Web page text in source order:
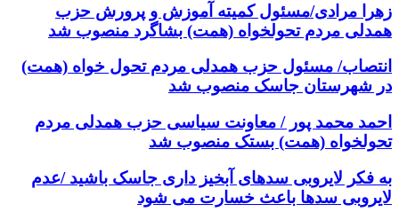
زهرا مرادی/مسئول کمیته آموزش و پرورش حزب
همدلی مردم تحولخواه (همت) بشاگرد منصوب شد
انتصاب/ مسئول حزب همدلی مردم تحول خواه (همت)
در شهرستان جاسک منصوب شد
احمد محمد پور / معاونت سیاسی حزب همدلی مردم
تحولخواه (همت) بستک منصوب شد
به فکر لایروبی سدهای آبخیز داری جاسک باشید /عدم
لایروبی سدها باعث خسارت می شود